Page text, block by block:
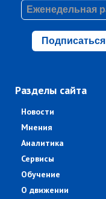
Подписаться
Разделы сайта
Новости
Мнения
Аналитика
Сервисы
Обучение
О движении